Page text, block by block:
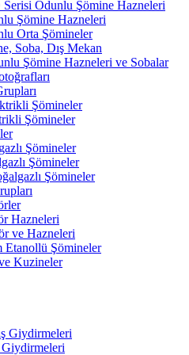
Odunlu Şömine Hazneleri
Şömine Hazneleri
Orta Şömineler
Soba, Dış Mekan
Şömine Hazneleri ve Sobalar
Şömineler
Şömineler
Şömineler
Şömineler
Şömineler
Hazneleri
ve Hazneleri
Etanollü Şömineler
Kuzineler
Giydirmeleri